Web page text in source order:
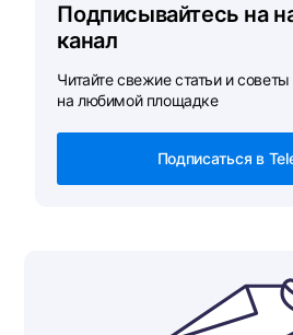
Подписывайтесь на
канал
Читайте свежие статьи и советы
на любимой площадке
Подписаться в